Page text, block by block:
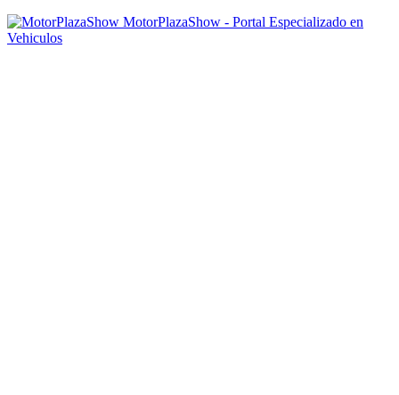
MotorPlazaShow - Portal Especializado en
Vehiculos